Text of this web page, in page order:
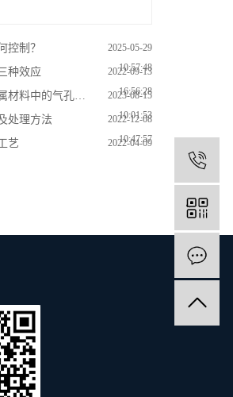
控制？
2025-05-29
10:57:48
种效应
2022-09-13
16:56:28
的气孔和气泡？
2023-08-15
10:01:53
处理方法
2022-12-08
10:47:57
艺
2022-04-09